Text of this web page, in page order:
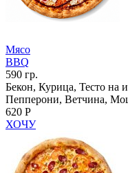
Мясо
BBQ
590 гр.
Бекон, Курица, Тесто на
Пепперони, Ветчина,
620 Р
ХОЧУ